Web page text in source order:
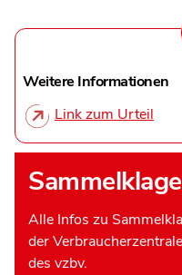
Weitere Informationen
Link zum Urteil
Alle Infos zu
der
des vzbv.